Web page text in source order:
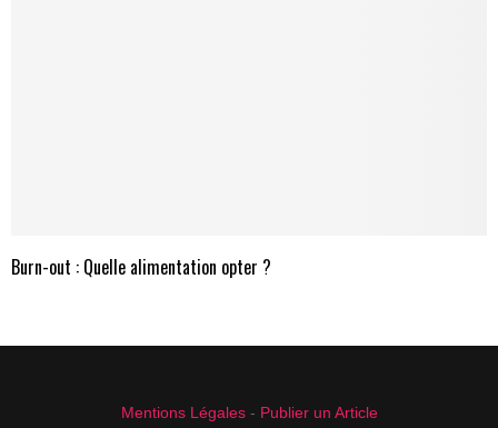
Burn-out : Quelle alimentation opter ?
Mentions Légales- Publier un Article